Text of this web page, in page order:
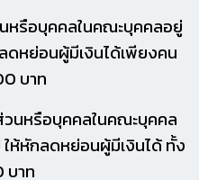
บุคคลในคณะบุคคลอยู่
ดหย่อนผู้มีเงินได้เพียงคน
บาท
อบุคคลในคณะบุคคล
ห้หักลดหย่อนผู้มีเงินได้ ทั้ง
บาท